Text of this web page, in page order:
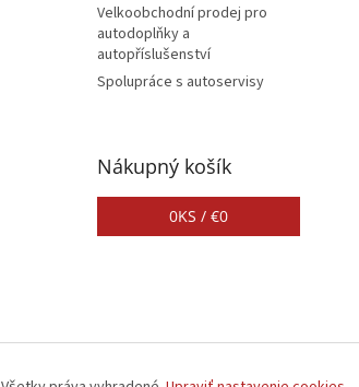
Velkoobchodní prodej pro
autodoplňky a
autopříslušenství
Spolupráce s autoservisy
Nákupný košík
0KS / €0